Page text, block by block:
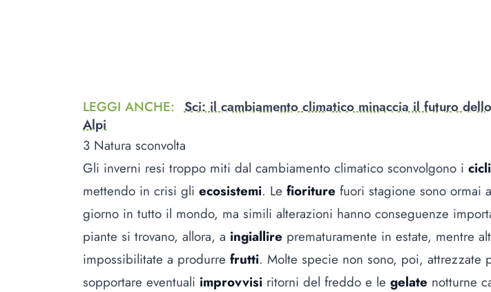
LEGGI ANCHE: Sci: il cambiamento climatico minaccia il futuro
Alpi
3 Natura sconvolta
Gli inverni resi troppo miti dal cambiamento climatico sconvolgono i
mettendo in crisi gli ecosistemi. Le fioriture fuori stagione sono ormai
giorno in tutto il mondo, ma simili alterazioni hanno conseguenze
piante si trovano, allora, a ingiallire prematuramente in estate, mentre
impossibilitate a produrre frutti. Molte specie non sono, poi, attrezzate
sopportare eventuali improvvisi ritorni del freddo e le gelate notturne